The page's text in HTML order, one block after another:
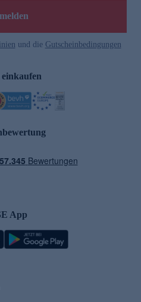
und die Gutscheinbedingungen
einkaufen
App